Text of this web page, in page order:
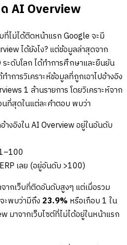
AI Overview
ที่ไม่ได้ติดหน้าแรก Google จะมี
ได้ยังไง? แต่ข้อมูลล่าสุดจาก
ระดับโลก ได้ทำการศึกษาและยืนยัน
ำการวิเคราะห์ข้อมูลที่ถูกเอาไปอ้างอิง
1 ล้านรายการ โดยวิเคราะห์จาก
ที่สุดในแต่ละคำตอบ พบว่า
างอิงใน AI Overview อยู่ในอันดับ
เลย (อยู่อันดับ >100)
ากเว็บที่ติดอันดับสูงๆ แต่เมื่อรวม
ะพบว่ามีถึง 23.9% หรือเกือบ 1 ใน
มาจากเว็บไซต์ที่ไม่ได้อยู่ในหน้าแรก